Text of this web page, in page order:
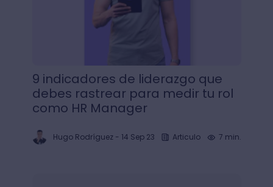
9 indicadores de liderazgo que
debes rastrear para medir tu rol
como HR Manager
Hugo Rodríguez- 14 Sep 23 Articulo 7 min.